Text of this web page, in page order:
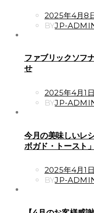
POSTED
ON
2025年4月8
BYJP-
ファブリックソフ
せ
POSTED
ON
2025年4月1日
BYJP-
今月の美味しいレ
ボガド・トースト」
POSTED
ON
2025年4月1日
BYJP-